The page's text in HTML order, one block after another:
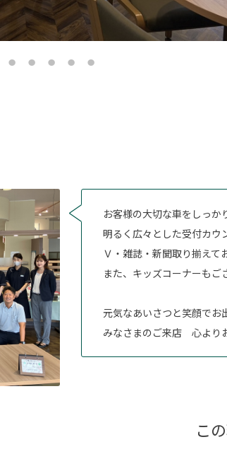
お客様の大切な車をしっか
明るく広々とした受付カウ
Ｖ・雑誌・新聞取り揃えて
また、キッズコーナーもご
元気なあいさつと笑顔でお
みなさまのご来店 心より
こ